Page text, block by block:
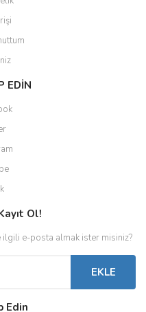
EDİN
Ol!
ilgili e-posta almak ister misiniz?
EKLE
Edin